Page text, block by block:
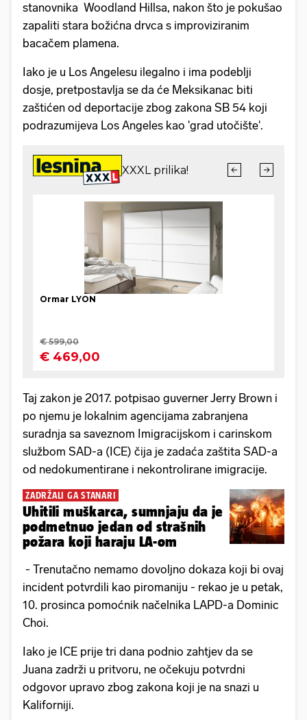
stanovnika Woodland Hillsa, nakon što je pokušao
zapaliti stara božićna drvca s improviziranim
bacačem plamena.
Iako je u Los Angelesu ilegalno i ima podeblji
dosje, pretpostavlja se da će Meksikanac biti
zaštićen od deportacije zbog zakona SB 54 koji
podrazumijeva Los Angeles kao 'grad utočište'.
Taj zakon je 2017. potpisao guverner Jerry Brown i
po njemu je lokalnim agencijama zabranjena
suradnja sa saveznom Imigracijskom i carinskom
službom SAD-a (ICE) čija je zadaća zaštita SAD-a
od nedokumentirane i nekontrolirane imigracije.
ZADRŽALI GA STANARI
Uhitili muškarca, sumnjaju da je
podmetnuo jedan od strašnih
požara koji haraju LA-om
- Trenutačno nemamo dovoljno dokaza koji bi ovaj
incident potvrdili kao piromaniju - rekao je u petak,
10. prosinca pomoćnik načelnika LAPD-a Dominic
Choi.
Iako je ICE prije tri dana podnio zahtjev da se
Juana zadrži u pritvoru, ne očekuju potvrdni
odgovor upravo zbog zakona koji je na snazi u
Kaliforniji.